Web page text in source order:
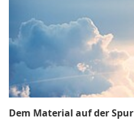
Dem Material auf der Spur